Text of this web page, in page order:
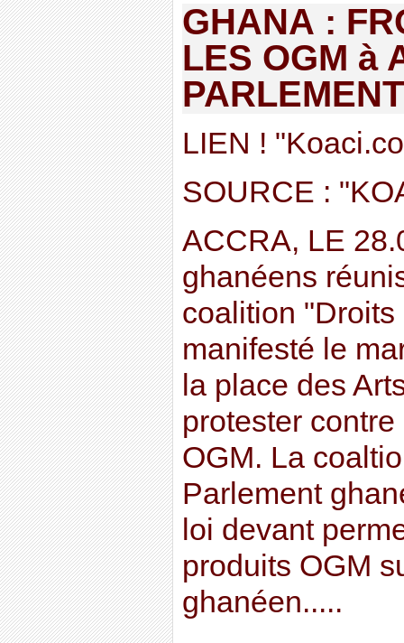
GHANA :
LES OGM à
LIEN !
SOURCE :
ACCRA, LE
ghanéens
coalition
manifesté le
la place des
protester
OGM. La
Parlement
loi devant
produits OGM
ghanéen.....